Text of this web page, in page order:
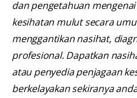
dan pengetahuan
kesihatan mulut secara
menggantikan nasihat,
profesional. Dapatkan
atau penyedia penjagaan
berkelayakan sekiranya